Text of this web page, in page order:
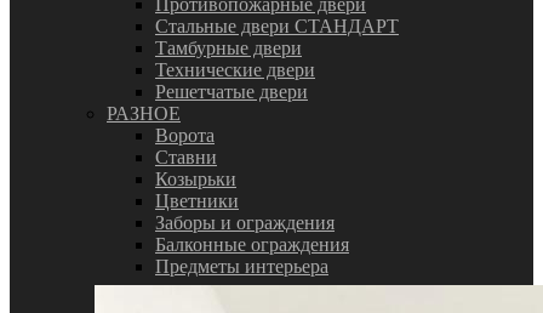
Противопожарные двери
Стальные двери СТАНДАРТ
Тамбурные двери
Технические двери
Решетчатые двери
РАЗНОЕ
Ворота
Ставни
Козырьки
Цветники
Заборы и ограждения
Балконные ограждения
Предметы интерьера